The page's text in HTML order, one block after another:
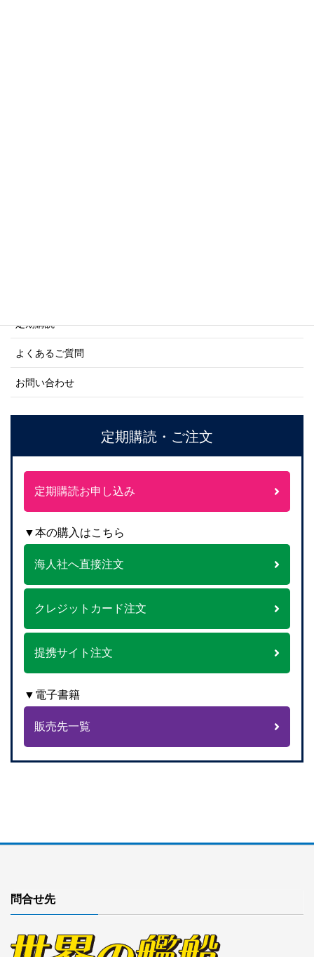
定期購読
よくあるご質問
お問い合わせ
定期購読・ご注文
定期購読お申し込み
▼本の購入はこちら
海人社へ直接注文
クレジットカード注文
提携サイト注文
▼電子書籍
販売先一覧
問合せ先